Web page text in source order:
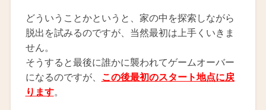
どういうことかというと、家の中を探索しながら
脱出を試みるのですが、当然最初は上手くいきま
せん。
そうすると最後に誰かに襲われてゲームオーバー
になるのですが、 この後最初のスタート地点に戻
ります。